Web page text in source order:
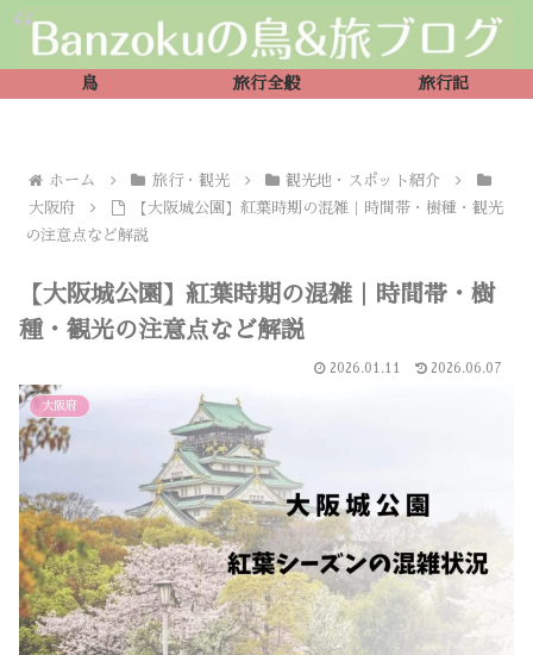
鳥 旅行全般 旅行記
ホーム 旅行・観光
観光地・スポット紹介
大阪府
【大阪城公園】紅葉時期の混雑｜時間帯・樹種・観光
の注意点など解説
【大阪城公園】紅葉時期の混雑｜時間帯・樹
種・観光の注意点など解説
2026.01.11 2026.06.07
大阪府